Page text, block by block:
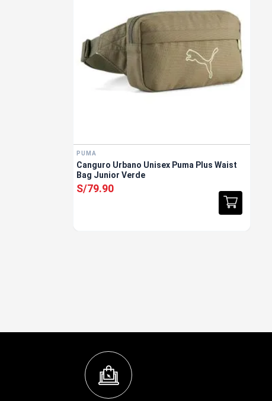
PUMA
Canguro Urbano Unisex Puma Plus Waist
Bag Junior Verde
S/79.90